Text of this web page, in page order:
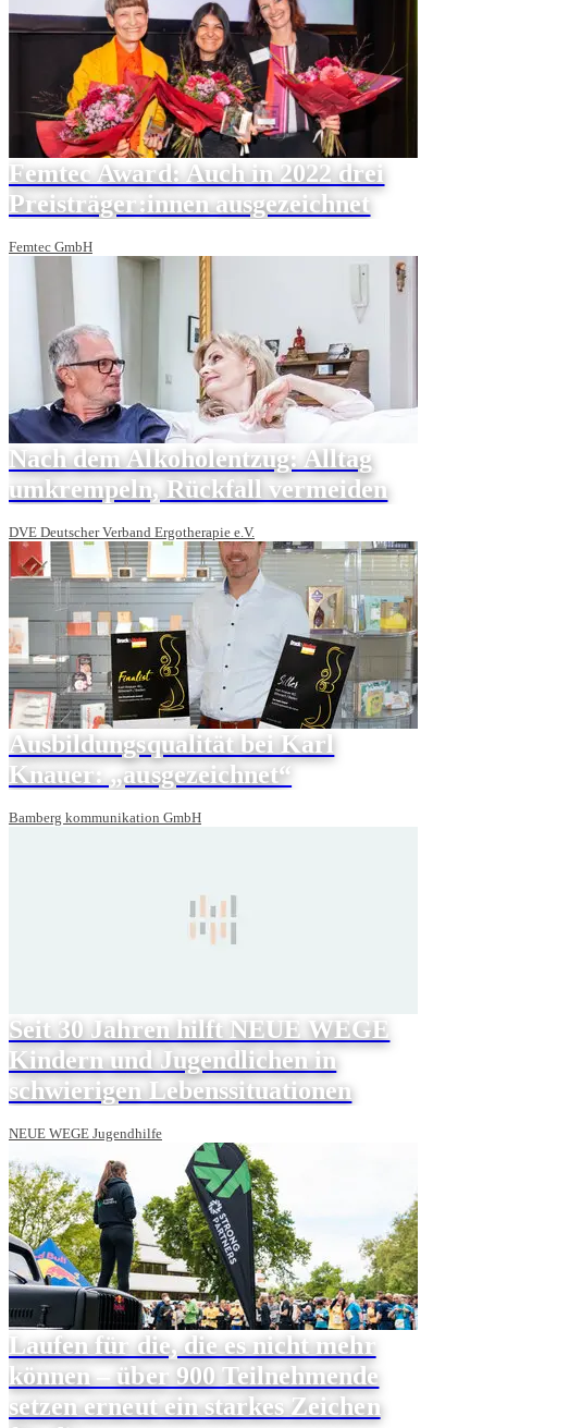
Femtec Award: Auch in 2022 drei
Preisträger:innen ausgezeichnet
Femtec GmbH
Nach dem Alkoholentzug: Alltag
umkrempeln, Rückfall vermeiden
DVE Deutscher Verband Ergotherapie e.V.
Ausbildungsqualität bei Karl
Knauer: „ausgezeichnet“
Bamberg kommunikation GmbH
Seit 30 Jahren hilft NEUE WEGE
Kindern und Jugendlichen in
schwierigen Lebenssituationen
NEUE WEGE Jugendhilfe
Laufen für die, die es nicht mehr
können – über 900 Teilnehmende
setzen erneut ein starkes Zeichen